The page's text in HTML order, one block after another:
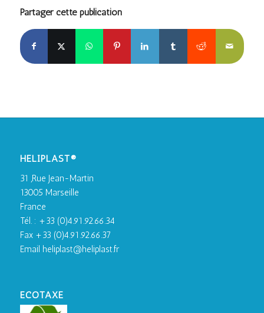
Partager cette publication
HELIPLAST®
31 ,Rue Jean-Martin
13005 Marseille
France
Tél. : +33 (0)4.91.92.66.34
Fax +33 (0)4.91.92.66.37
Email heliplast@heliplast.fr
ECOTAXE